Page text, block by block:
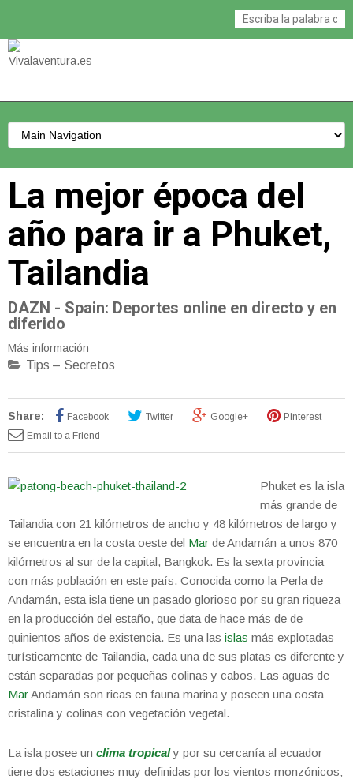
La mejor época del
año para ir a Phuket,
Tailandia
DAZN - Spain: Deportes online en directo y en
diferido
Más información
Tips – Secretos
Share: Facebook Twitter Google+
Pinterest
Email to a Friend
Phuket es la isla
más grande de
Tailandia con 21 kilómetros de ancho y 48 kilómetros de largo y
se encuentra en la costa oeste del Mar de Andamán a unos 870
kilómetros al sur de la capital, Bangkok. Es la sexta provincia
con más población en este país. Conocida como la Perla de
Andamán, esta isla tiene un pasado glorioso por su gran riqueza
en la producción del estaño, que data de hace más de de
quinientos años de existencia. Es una las islas más explotadas
turísticamente de Tailandia, cada una de sus platas es diferente y
están separadas por pequeñas colinas y cabos. Las aguas de
MarAndamán son ricas en fauna marina y poseen una costa
cristalina y colinas con vegetación vegetal.
La isla posee un clima tropical y por su cercanía al ecuador
tiene dos estaciones muy definidas por los vientos monzónicos;